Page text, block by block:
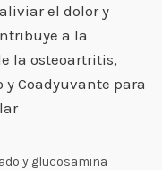
el dolor y
a la
la osteoartritis,
Coadyuvante para
y glucosamina